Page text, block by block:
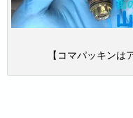
【コマパッキンは